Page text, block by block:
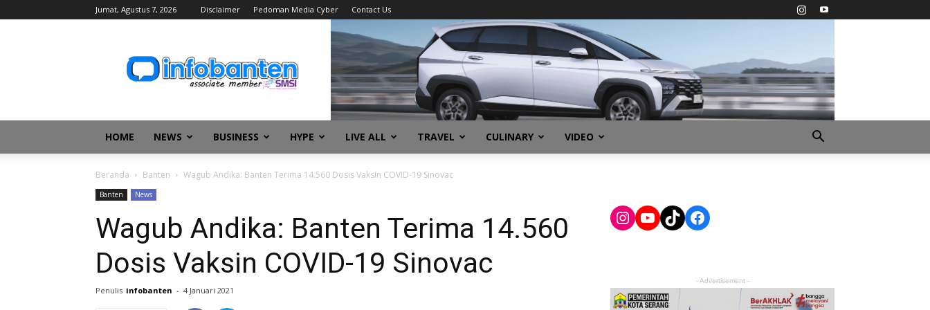
Jumat, Agustus 7, 2026 Disclaimer Pedoman Media Cyber Contact Us
HOME NEWS BUSINESS HYPE LIVE ALL TRAVEL CULINARY VIDEO
Beranda Banten Wagub Andika: Banten Terima 14.560 Dosis Vaksin COVID-19 Sinovac
Banten News
Wagub Andika: Banten Terima 14.560
Dosis Vaksin COVID-19 Sinovac
Penulis infobanten - 4 Januari 2021
Instagram
YouTube
TikTokFacebook
- Advertisement -